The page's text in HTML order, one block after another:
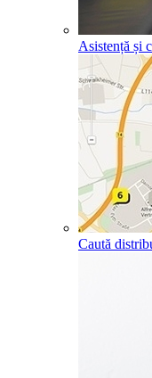
Asistență și
Caută